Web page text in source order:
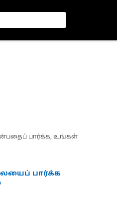
பார்க்க, உங்கள்
பார்க்க